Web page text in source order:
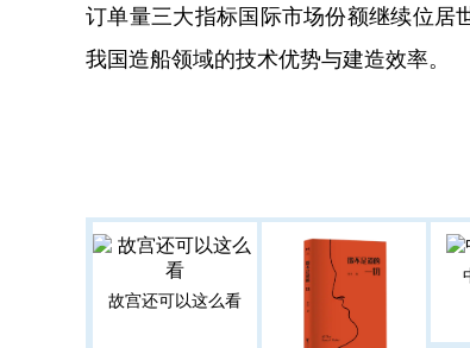
订单量三大指标国际市场份额继续位居
我国造船领域的技术优势与建造效率。
故宫还可以这么看